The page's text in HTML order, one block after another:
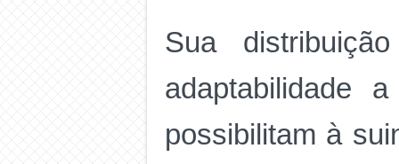
Sua
adaptabilidade
possibilitam à